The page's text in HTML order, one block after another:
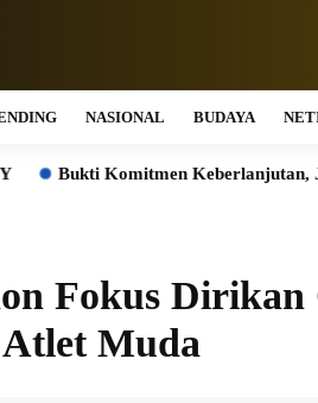
NASIONAL BUDAYA
Keberlanjutan, Jasa Marga
Fokus Dirikan
Muda